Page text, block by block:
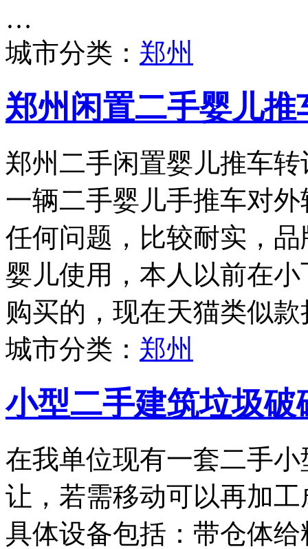
…
城市分类： 郑州
郑州闲置二手婴儿推
郑州二手闲置婴儿推车
一辆二手婴儿手推车对
任何问题，比较耐实，品
婴儿使用，本人以前在
购买的，现在天猫类似
城市分类： 郑州
小型二手建筑垃圾破
在我单位现有一套二手
让，若需移动可以再加
具体设备包括：带仓体